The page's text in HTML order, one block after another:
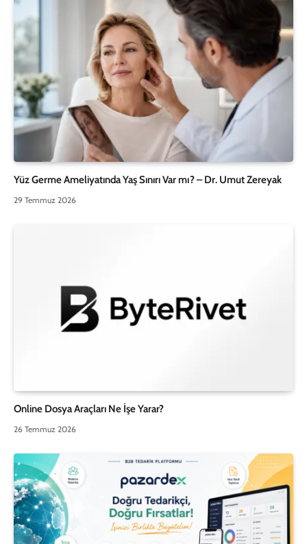
Yüz Germe Ameliyatında Yaş Sınırı Var mı? – Dr. Umut Zereyak
29 Temmuz 2026
Online Dosya Araçları Ne İşe Yarar?
26 Temmuz 2026